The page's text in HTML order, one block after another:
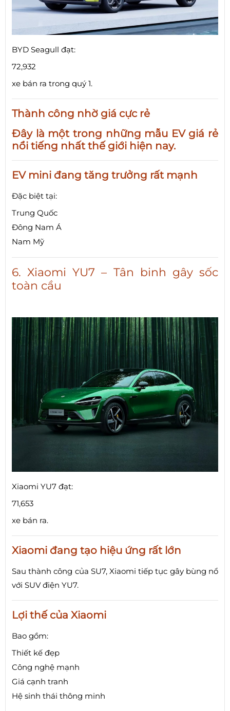
BYD Seagull đạt:
72,932
xe bán ra trong quý 1.
Thành công nhờ giá cực rẻ
Đây là một trong những mẫu EV giá rẻ
nổi tiếng nhất thế giới hiện nay.
EV mini đang tăng trưởng rất mạnh
Đặc biệt tại:
Trung Quốc
Đông Nam Á
Nam Mỹ
6. Xiaomi YU7 – Tân binh gây sốc
toàn cầu
Xiaomi YU7 đạt:
71,653
xe bán ra.
Xiaomi đang tạo hiệu ứng rất lớn
Sau thành công của SU7, Xiaomi tiếp tục gây bùng nổ
với SUV điện YU7.
Lợi thế của Xiaomi
Bao gồm:
Thiết kế đẹp
Công nghệ mạnh
Giá cạnh tranh
Hệ sinh thái thông minh